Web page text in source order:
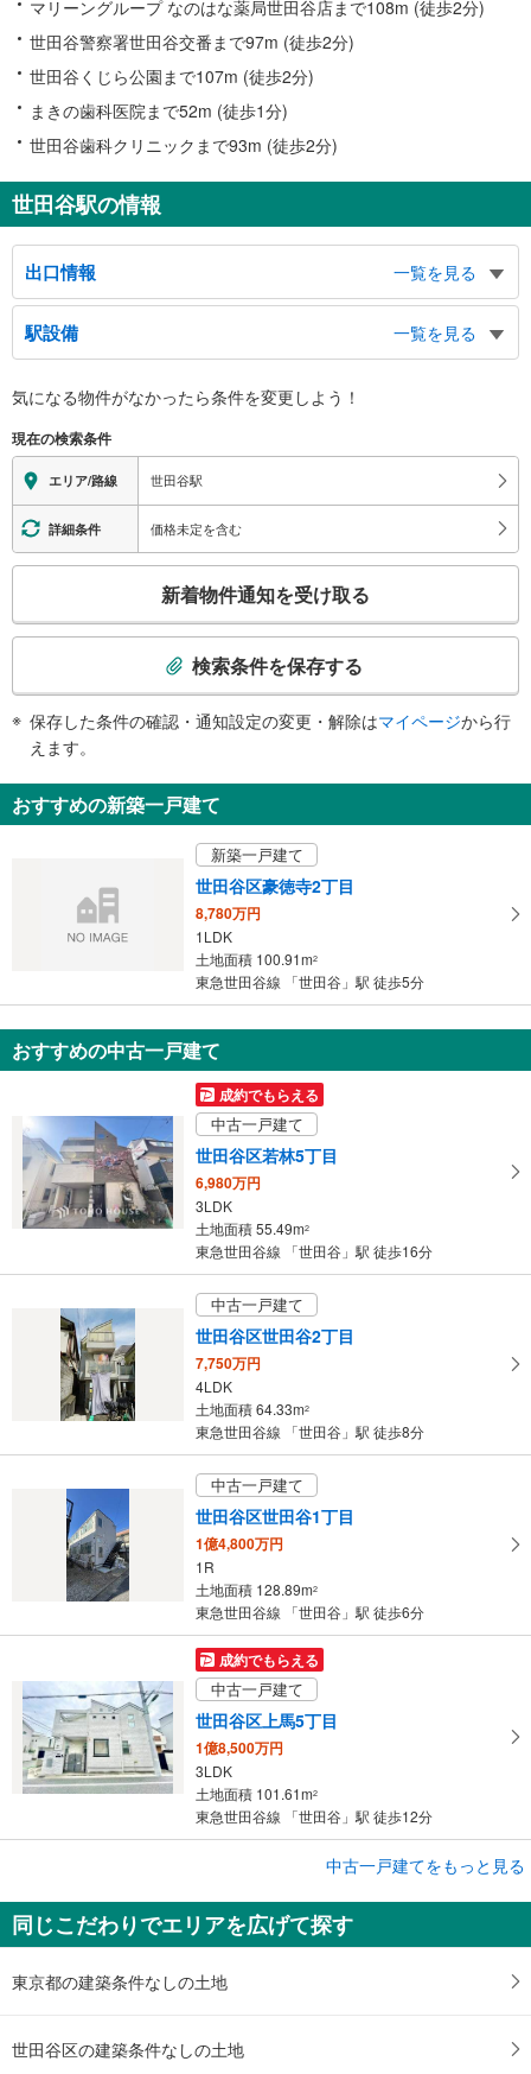
マリーングループ なのはな薬局世田谷店まで108m (徒歩2分)
世田谷警察署世田谷交番まで97m (徒歩2分)
世田谷くじら公園まで107m (徒歩2分)
まきの歯科医院まで52m (徒歩1分)
世田谷歯科クリニックまで93m (徒歩2分)
世田谷駅の情報
出口情報
一覧を見る
出口
世田谷区役所・世田谷区民会館、世田谷保健所、東京法務局世田谷出張所、東
京医療保健大学、勝国寺、世田谷中央病院、円光院・大吉寺、世田谷通り、世
田谷４丁目
駅設備
一覧を見る
※段差なしでの移動経路
地上⇔改札⇔ホーム：○
スロープ
・各ホーム⇔地上出口
気になる物件がなかったら条件を変更しよう！
現在の検索条件
エリア/路線 世田谷駅
詳細条件 価格未定を含む
検
知
を
マ
イ
ー
ジ
に
保
存
る
新着物件通知を受け取る
検索条件を保存する
保存した条件の確認・通知設定の変更・解除はマイページから行
えます。
おすすめの新築一戸建て
新築一戸建て
世田谷区豪徳寺2丁目
8,780万円
1LDK
土地面積 100.91m2
東急世田谷線 「世田谷」駅 徒歩5分
おすすめの中古一戸建て
成約でもらえる
中古一戸建て
世田谷区若林5丁目
6,980万円
3LDK
土地面積 55.49m2
東急世田谷線 「世田谷」駅 徒歩16分
中古一戸建て
世田谷区世田谷2丁目
7,750万円
4LDK
土地面積 64.33m2
東急世田谷線 「世田谷」駅 徒歩8分
中古一戸建て
世田谷区世田谷1丁目
1億4,800万円
1R
土地面積 128.89m2
東急世田谷線 「世田谷」駅 徒歩6分
成約でもらえる
中古一戸建て
世田谷区上馬5丁目
1億8,500万円
3LDK
土地面積 101.61m2
東急世田谷線 「世田谷」駅 徒歩12分
世田谷区上馬5丁目
1億8,500万円
3LDK
土地面積 101.61m
中古一戸建てをもっと見る
同じこだわりでエリアを広げて探す
東京都の建築条件なしの土地
世田谷区の建築条件なしの土地